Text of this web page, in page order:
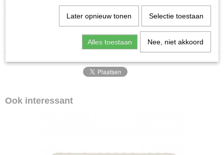
2023 (MHI ledenreis 2023)
DR MHI -Reise nach Radebeul
Ook interessant
Later opnieuw tonen Selectie toestaan
Alles toestaan Nee, niet akkoord